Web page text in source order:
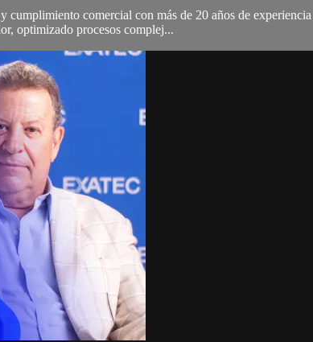
cumplimiento comercial con más de 20 años de
optimizado procesos complej...